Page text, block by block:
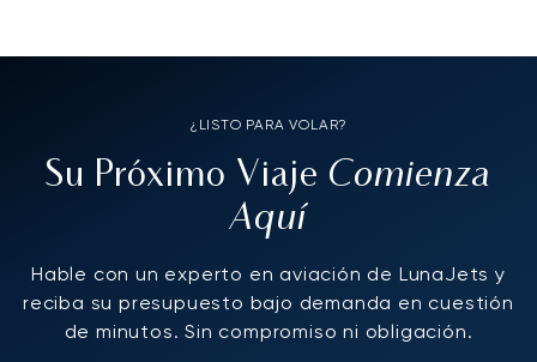
¿LISTO PARA VOLAR?
Su Próximo Viaje Comienza
Aquí
Hable con un experto en aviación de LunaJets y
reciba su presupuesto bajo demanda en cuestión
de minutos. Sin compromiso ni obligación.